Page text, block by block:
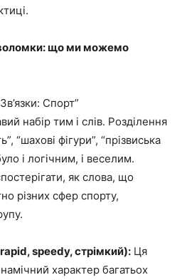
що ми можемо
Спорт”
набір тим і слів. Розділення
“шахові фігури”, “прізвиська
і логічним, і веселим.
як слова, що
різних сфер спорту,
speedy, стрімкий): Ця
характер багатьох